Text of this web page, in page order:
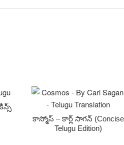
కాస్మోస్ – కార్ల్ సాగన్ (Concise
Telugu Edition)